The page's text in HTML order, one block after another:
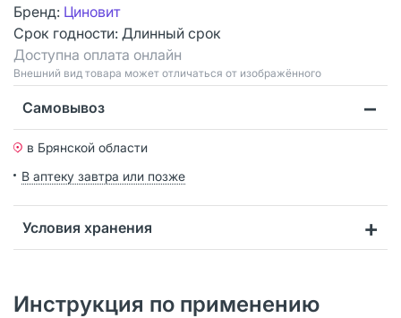
Бренд: Циновит
Срок годности: Длинный срок
Доступна оплата онлайн
Bнешний вид товара может отличаться от изображённого
Самовывоз
в Брянской области
В аптеку завтра или позже
Условия хранения
Инструкция по применению